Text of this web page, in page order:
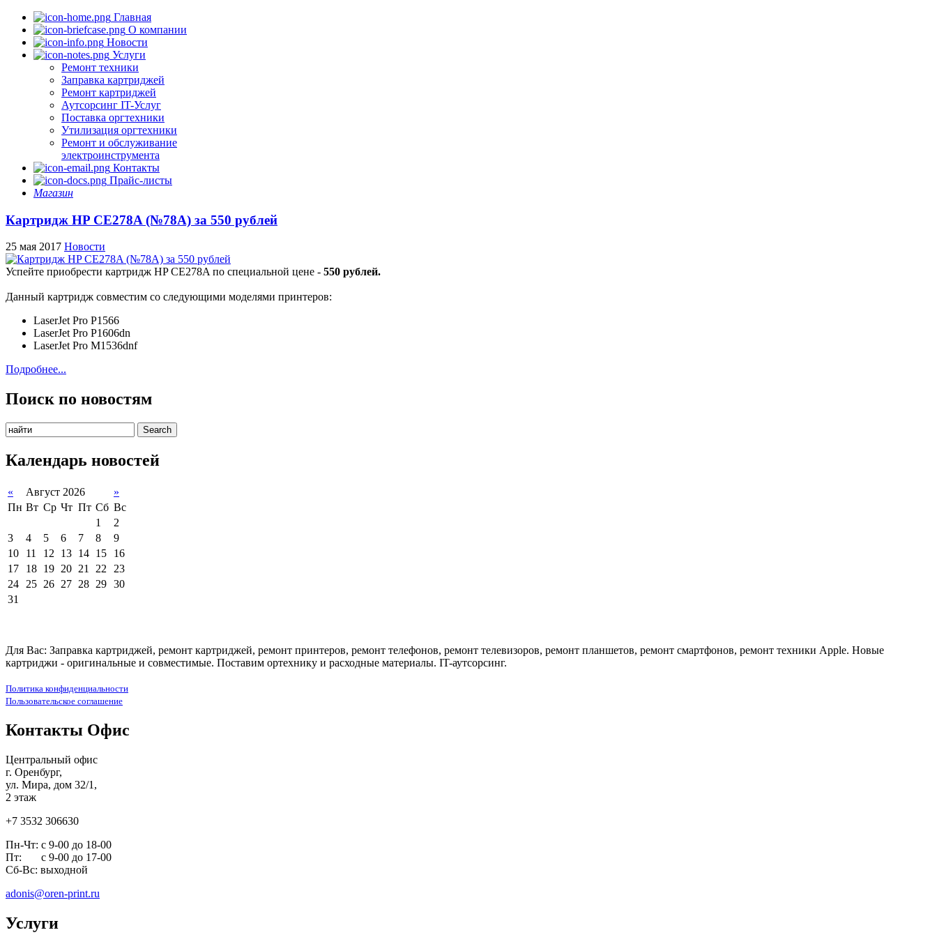
Главная
О компании
Новости
Услуги
Ремонт техники
Заправка картриджей
Ремонт картриджей
Аутсорсинг IT-Услуг
Поставка оргтехники
Утилизация оргтехники
Ремонт и обслуживание
электроинструмента
Контакты
Прайс-листы
Магазин
Картридж HP CE278A (№78A) за 550 рублей
25 мая 2017 Новости
Успейте приобрести картридж HP CE278A по специальной цене - 550 рублей.
Данный картридж совместим со следующими моделями принтеров:
LaserJet Pro P1566
LaserJet Pro P1606dn
LaserJet Pro M1536dnf
Подробнее...
Поиск по новостям
Календарь новостей
« Август 2026
»
Пн Вт Ср Чт Пт Сб Вс
1
2
3
4 5 6 7 8
9
10
11 12 13 14 15
16
17
18 19 20 21 22
23
24
25 26 27 28 29 30
31
Для Вас: Заправка картриджей, ремонт картриджей, ремонт принтеров, ремонт телефонов, ремонт телевизоров, ремонт планшетов, ремонт смартфонов, ремонт техники Apple. Новые
картриджи - оригинальные и совместимые. Поставим ортехнику и расходные материалы. IT-аутсорсинг.
Политика конфиденциальности
Пользовательское соглашение
Контакты Офис
Центральный офис
г. Оренбург,
ул. Мира, дом 32/1,
2 этаж
+7 3532 306630
Пн-Чт: с 9-00 до 18-00
Пт: с 9-00 до 17-00
Сб-Вс: выходной
adonis@oren-print.ru
Услуги